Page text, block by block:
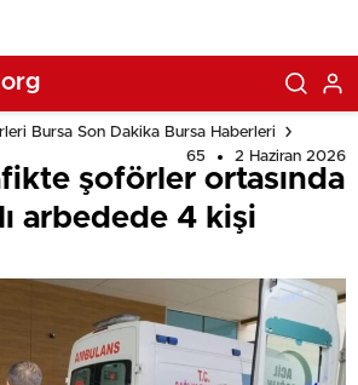
Bursa Son Dakika Bursa Haberleri
65
2 Haziran 2026
şoförler ortasında
arbedede 4 kişi